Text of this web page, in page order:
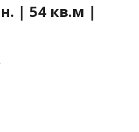
| 54 кв.м |